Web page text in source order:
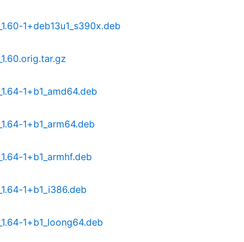
1+deb13u1_s390x.deb
1+b1_amd64.deb
1+b1_arm64.deb
1+b1_armhf.deb
1+b1_i386.deb
1+b1_loong64.deb